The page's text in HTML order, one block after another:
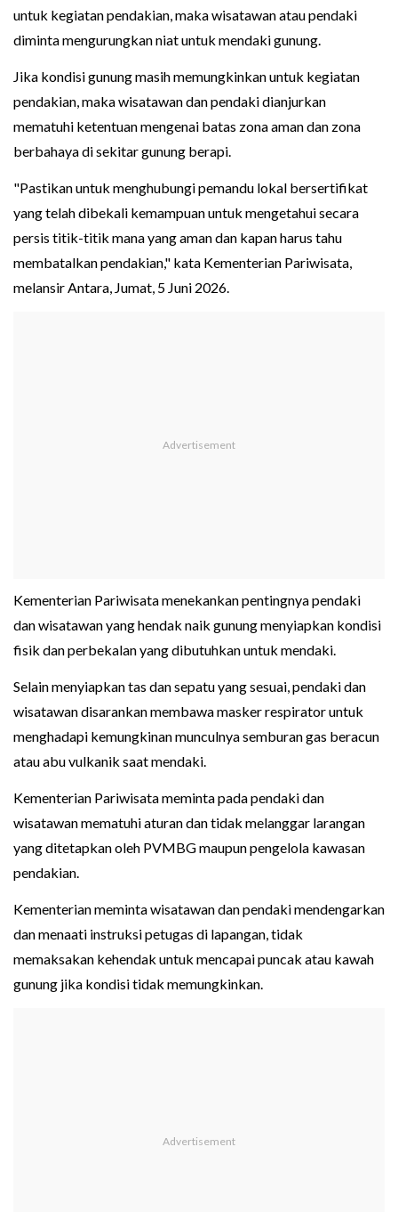
untuk kegiatan pendakian, maka wisatawan atau pendaki
diminta mengurungkan niat untuk mendaki gunung.
Jika kondisi gunung masih memungkinkan untuk kegiatan
pendakian, maka wisatawan dan pendaki dianjurkan
mematuhi ketentuan mengenai batas zona aman dan zona
berbahaya di sekitar gunung berapi.
"Pastikan untuk menghubungi pemandu lokal bersertifikat
yang telah dibekali kemampuan untuk mengetahui secara
persis titik-titik mana yang aman dan kapan harus tahu
membatalkan pendakian," kata Kementerian Pariwisata,
melansir Antara, Jumat, 5 Juni 2026.
Kementerian Pariwisata menekankan pentingnya pendaki
dan wisatawan yang hendak naik gunung menyiapkan kondisi
fisik dan perbekalan yang dibutuhkan untuk mendaki.
Selain menyiapkan tas dan sepatu yang sesuai, pendaki dan
wisatawan disarankan membawa masker respirator untuk
menghadapi kemungkinan munculnya semburan gas beracun
atau abu vulkanik saat mendaki.
Kementerian Pariwisata meminta pada pendaki dan
wisatawan mematuhi aturan dan tidak melanggar larangan
yang ditetapkan oleh PVMBG maupun pengelola kawasan
pendakian.
Kementerian meminta wisatawan dan pendaki mendengarkan
dan menaati instruksi petugas di lapangan, tidak
memaksakan kehendak untuk mencapai puncak atau kawah
gunung jika kondisi tidak memungkinkan.